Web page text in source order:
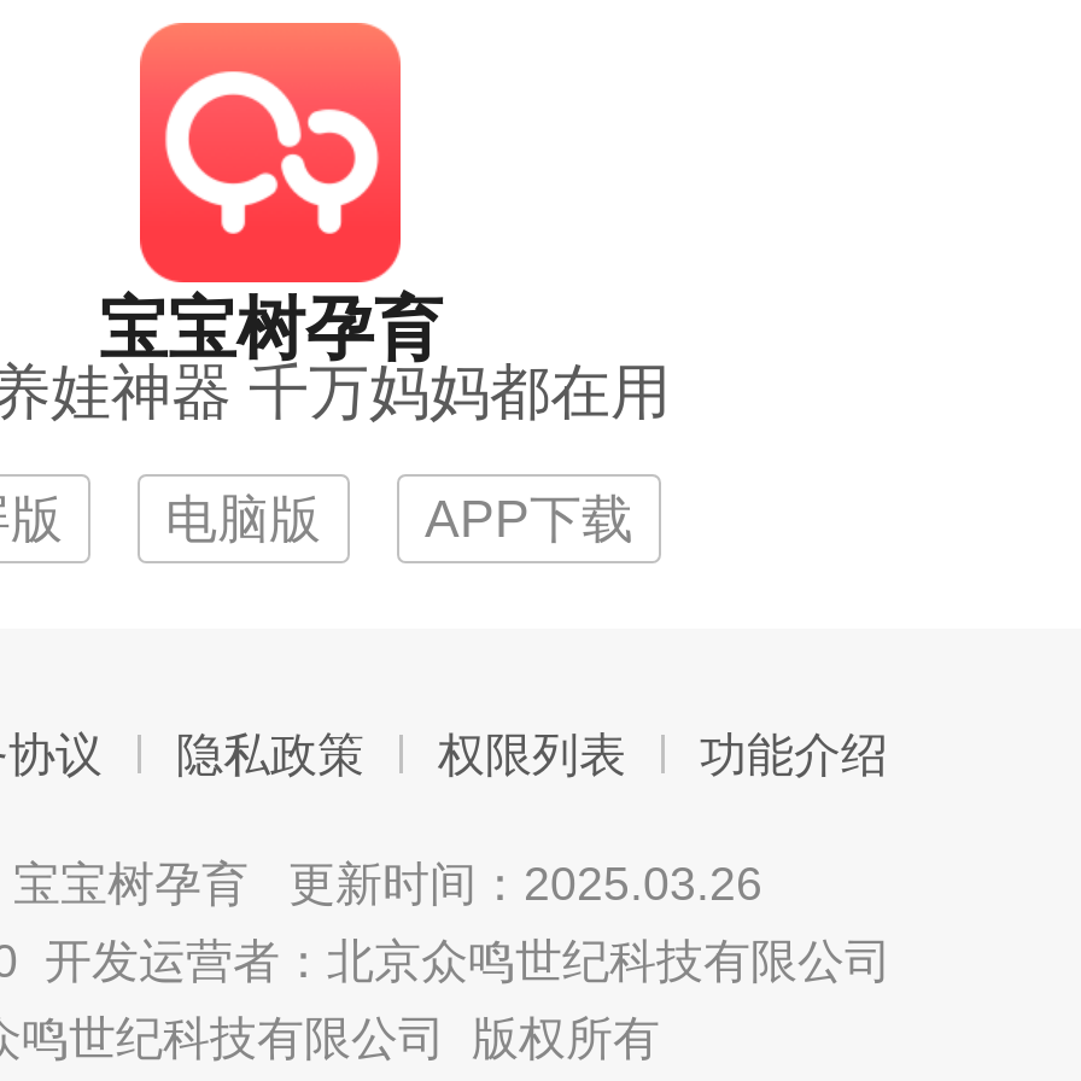
宝宝树孕育
娃神器 千万妈妈都在用
电脑版 APP下载
议 隐私政策 权限列表 功能介绍
宝宝树孕育 更新时间：2025.03.26
开发运营者：北京众鸣世纪科技有限公司
鸣世纪科技有限公司 版权所有